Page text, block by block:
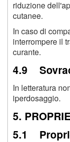
riduzione
cutanee.
In caso di
interrompere il
curante.
4.9
In letteratura
iperdosaggio.
5.
5.1